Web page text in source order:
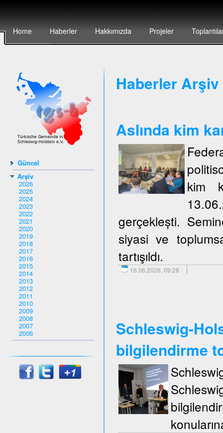
Home Haberler Hakkımızda Projeler
Güncel
Arşiv
2026
2025
2024
2023
2022
2021
2020
2019
2018
2017
2016
2015
2014
2013
2012
2011
2010
2009
2008
2007
2006
Haberler Arşiv
Aslında kim
kim
gerçeklești.
siyasi ve
tartışıldı.
16.06.2026, 09:28
Schleswig-
bilgilendirme